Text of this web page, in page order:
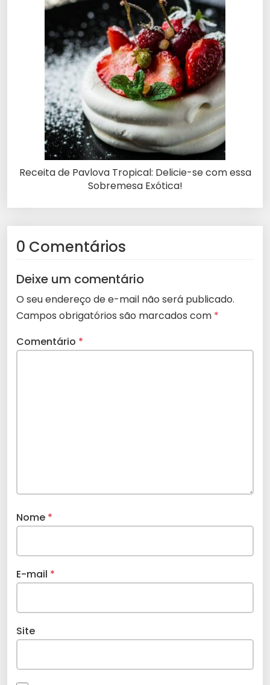
Receita de Pavlova Tropical: Delicie-se com essa
Sobremesa Exótica!
0 Comentários
Deixe um comentário
O seu endereço de e-mail não será publicado.
Campos obrigatórios são marcados com *
Comentário *
Nome *
E-mail *
Site